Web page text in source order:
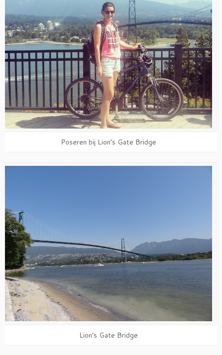
Poseren bij Lion’s Gate Bridge
Lion’s Gate Bridge